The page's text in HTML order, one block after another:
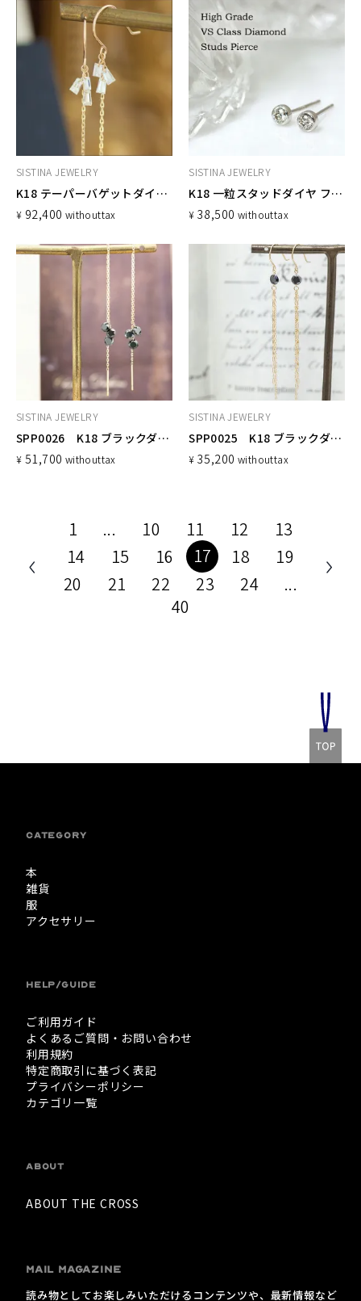
SISTINA JEWELRY
K18 テーパーバゲットダイヤ チェーンフックピアス
¥ 92,400 withouttax
SISTINA JEWELRY
K18 一粒スタッドダイヤ フクリンピアス
¥ 38,500 withouttax
SISTINA JEWELRY
SPP0026 K18 ブラックダイヤ アメリカンチェーンピアス 6石
¥ 51,700 withouttax
SISTINA JEWELRY
SPP0025 K18 ブラックダイヤ チェーンフックピアス
¥ 35,200 withouttax
1 ... 10 11 12
13
14
15 16 17 18
19
20
21 22 23 24
...
40
CATEGORY
本
雑貨
服
アクセサリー
HELP/GUIDE
ご利用ガイド
よくあるご質問・お問い合わせ
利用規約
特定商取引に基づく表記
プライバシーポリシー
カテゴリ一覧
ABOUT
ABOUT THE CROSS
MAIL MAGAZINE
読み物としてお楽しみいただけるコンテンツや、最新情報など